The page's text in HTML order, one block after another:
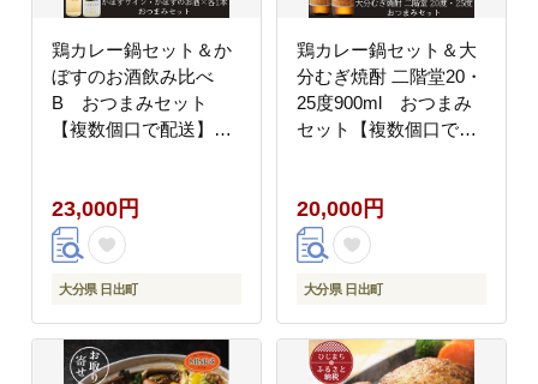
鶏カレー鍋セット＆か
ぼすのお酒飲み比べ
B おつまみセット
【複数個口で配送】
23,000円
大分県 日出町
鶏カレー鍋セット＆大
分むぎ焼酎 二階堂20・
25度900ml おつまみ
セット【複数個口で配
20,000円
大分県 日出町